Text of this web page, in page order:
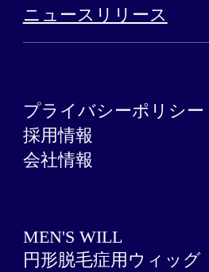
ニュースリリース
プライバシーポリシー
採用情報
会社情報
MEN'S WILL
円形脱毛症用ウィッグ